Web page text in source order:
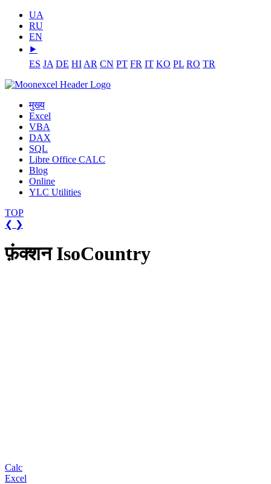
UA
RU
EN
⯈
ES JA DE HI AR CN PT FR IT KO PL RO TR
मुख्य
Excel
VBA
DAX
SQL
Libre Office CALC
Blog
Online
YLC Utilities
TOP
❮ ❯
फ़ंक्शन IsoCountry
Calc
Excel